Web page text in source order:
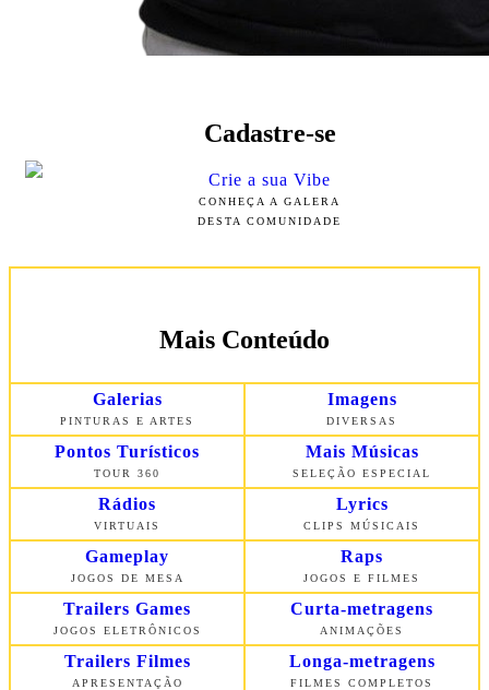
Cadastre-se
Crie a sua Vibe
CONHEÇA A GALERA
DESTA COMUNIDADE
Mais Conteúdo
Galerias
PINTURAS E ARTES
Imagens
DIVERSAS
Pontos Turísticos
TOUR 360
Mais Músicas
SELEÇÃO ESPECIAL
Rádios
VIRTUAIS
Lyrics
CLIPS MÚSICAIS
Gameplay
JOGOS DE MESA
Raps
JOGOS E FILMES
Trailers Games
JOGOS ELETRÔNICOS
Curta-metragens
ANIMAÇÕES
Trailers Filmes
APRESENTAÇÃO
Longa-metragens
FILMES COMPLETOS